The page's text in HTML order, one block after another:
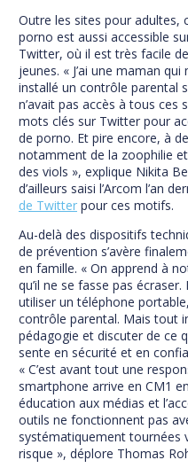
Outre les sites pour adultes,
porno est aussi accessible
Twitter, où il est très facile
jeunes. « J’ai une maman
installé un contrôle parental
n’avait pas accès à tous
mots clés sur Twitter pour
de porno. Et pire encore, à
notamment de la zoophilie
des viols », explique Nikita
d’ailleurs saisi l’Arcom l’an
de Twitter pour ces motifs.
Au-delà des dispositifs
de prévention s’avère
en famille. « On apprend à
qu’il ne se fasse pas
utiliser un téléphone
contrôle parental. Mais tout
pédagogie et discuter de ce
sente en sécurité et en
« C’est avant tout une
smartphone arrive en CM1
éducation aux médias et
outils ne fonctionnent pas
systématiquement tournées
risque », déplore Thomas